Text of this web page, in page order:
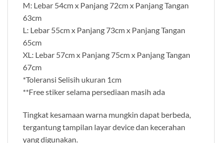
M: Lebar 54cm x Panjang 72cm x Panjang Tangan
63cm
L: Lebar 55cm x Panjang 73cm x Panjang Tangan
65cm
XL: Lebar 57cm x Panjang 75cm x Panjang Tangan
67cm
*Toleransi Selisih ukuran 1cm
**Free stiker selama persediaan masih ada
Tingkat kesamaan warna mungkin dapat berbeda,
tergantung tampilan layar device dan kecerahan
yang digunakan.